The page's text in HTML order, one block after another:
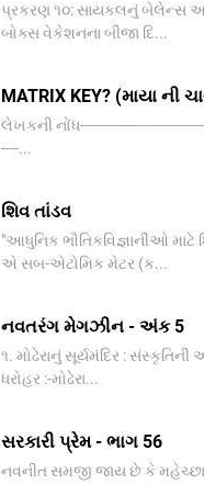
પ્રકરણ ૧૦: સાયકલનું બેલેન્સ
બોક્સ વેકેશનના બીજા દિ...
MATRIX KEY? (માયા ની
લેખકની
----...
શિવ તાંડવ
"આધુનિક ભૌતિકવિજ્ઞાનીઓ માટે
એ સબ-એટોમિક મેટર (ક...
નવતરંગ મેગઝીન - અંક 5
૧. મોઢેરાનું સૂર્યમંદિર :
ધરોહર :-​મોઢેરા...
સરકારી પ્રેમ - ભાગ 56
નવનીત સમજી જાય છે કે મહેચ્છા